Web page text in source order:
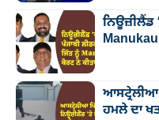
ਨਿਊਜ਼ੀਲੈਂਡ
ਆਸਟ੍ਰੇਲੀਆ
ਹਮਲੇ ਦਾ